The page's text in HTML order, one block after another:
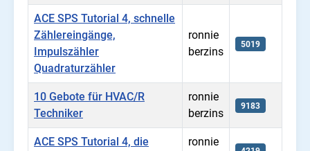
ACE SPS Tutorial 4, schnelle
Zählereingänge,
Impulszähler
Quadraturzähler
ronnie
berzins
5019
10 Gebote für HVAC/R
Techniker
ronnie
berzins
9183
ACE SPS Tutorial 4, die
ronnie